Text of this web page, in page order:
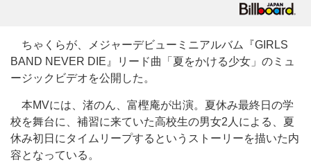
ちゃくらが、メジャーデビューミニアルバム『GIRLS
BAND NEVER DIE』リード曲「夏をかける少女」のミュ
ージックビデオを公開した。
本MVには、渚のん、富樫庵が出演。夏休み最終日の学
校を舞台に、補習に来ていた高校生の男女2人による、夏
休み初日にタイムリープするというストーリーを描いた内
容となっている。